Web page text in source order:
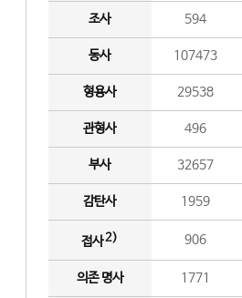
조사 594
동사 107473
형용사 29538
관형사 496
부사 32657
감탄사 1959
접사2) 906
의존 명사 1771